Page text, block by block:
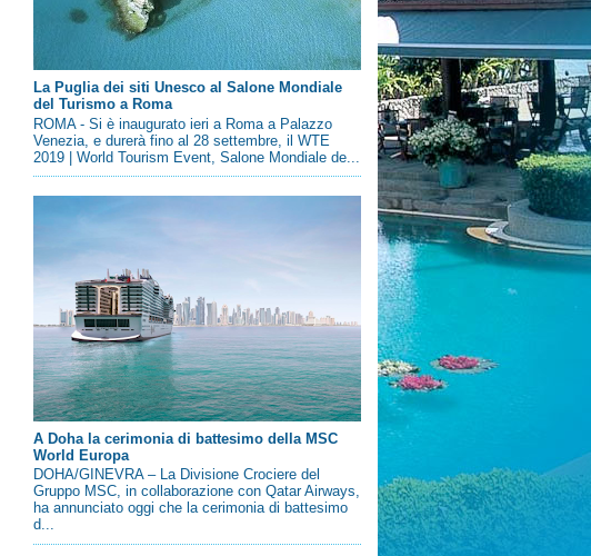
La Puglia dei siti Unesco al Salone Mondiale
del Turismo a Roma
ROMA - Si è inaugurato ieri a Roma a Palazzo
Venezia, e durerà fino al 28 settembre, il WTE
2019 | World Tourism Event, Salone Mondiale de...
A Doha la cerimonia di battesimo della MSC
World Europa
DOHA/GINEVRA – La Divisione Crociere del
Gruppo MSC, in collaborazione con Qatar Airways,
ha annunciato oggi che la cerimonia di battesimo
d...